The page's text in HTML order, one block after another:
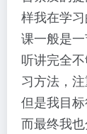
样我在学
课一般是
听讲完全
习方法，
但是我目
而最终我